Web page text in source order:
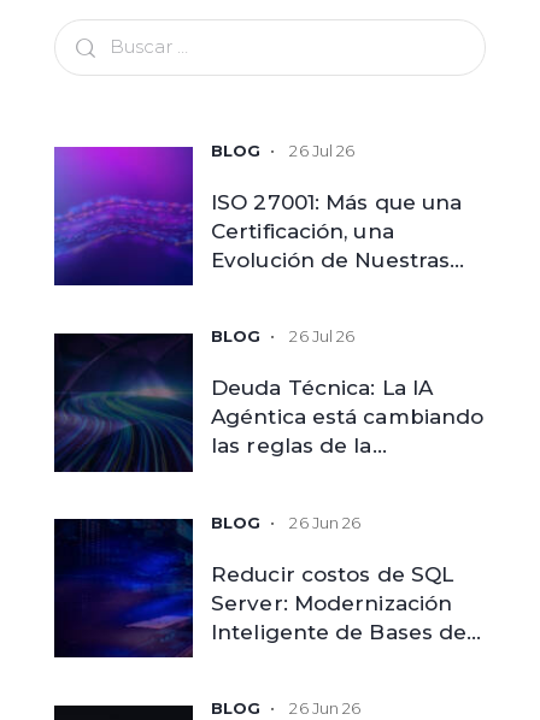
ISO 27001: Más que una
Certificación, una
Evolución de Nuestras
26 Jul 26
Deuda Técnica: La IA
Agéntica está cambiando
las reglas de la
26 Jul 26
Reducir costos de SQL
Server: Modernización
Inteligente de Bases de
26 Jun 26
26 Jun 26